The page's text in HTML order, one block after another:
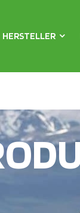
HERSTELLER